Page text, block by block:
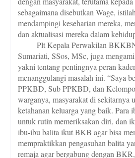
sebagaimana disebutkan Wage,
mendampingi keseharian mereka,
dan aktualisasi mereka dalam
Plt Kepala Perwakilan
Sumariati, SSos, MSc, juga
yakni tentang pentingnya peran
menanggulangi masalah ini. “Saya
PPKBD, Sub PPKBD, dan
warganya, masyarakat di sekitarnya
ketahanan keluarga yang baik. Para
untuk rutin memeriksakan diri, dan
ibu-ibu balita ikut BKB agar bisa
mempraktikkan pengasuhan balita
remaja agar bergabung dengan